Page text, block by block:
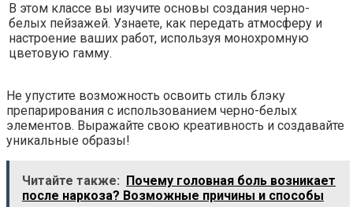
В этом классе вы изучите основы создания черно-
белых пейзажей. Узнаете, как передать атмосферу и
настроение ваших работ, используя монохромную
цветовую гамму.
Не упустите возможность освоить стиль блэку
препарирования с использованием черно-белых
элементов. Выражайте свою креативность и создавайте
уникальные образы!
Читайте также:
Почему головная боль возникает
после наркоза? Возможные причины и способы